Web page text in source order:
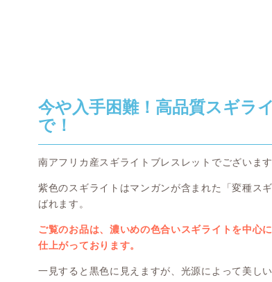
今や入手困難！高品質スギラ
で！
南アフリカ産スギライトブレスレットでございます
紫色のスギライトはマンガンが含まれた「変種ス
ばれます。
ご覧のお品は、濃いめの色合いスギライトを中心
仕上がっております。
一見すると黒色に見えますが、光源によって美し